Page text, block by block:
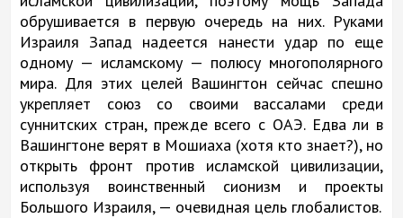
обрушивается в первую очередь на них. Руками
Израиля Запад надеется нанести удар по еще
одному — исламскому — полюсу многополярного
мира. Для этих целей Вашингтон сейчас спешно
укрепляет союз со своими вассалами среди
суннитских стран, прежде всего с ОАЭ. Едва ли в
Вашингтоне верят в Мошиаха (хотя кто знает?), но
открыть фронт против исламской цивилизации,
используя воинственный сионизм и проекты
Большого Израиля, — очевидная цель глобалистов.